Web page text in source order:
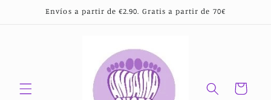
directamenteEnvíos a partir de €2.90. Gratis a partir de 70€
Carrito